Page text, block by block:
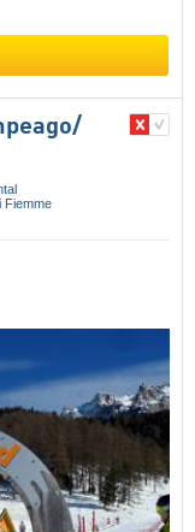
Fiemme